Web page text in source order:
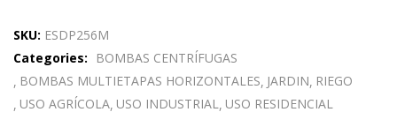
SKU: ESDP256M
Categories:
BOMBAS CENTRÍFUGAS
BOMBAS MULTIETAPAS HORIZONTALES JARDIN RIEGO
USO AGRÍCOLA USO INDUSTRIAL USO RESIDENCIAL